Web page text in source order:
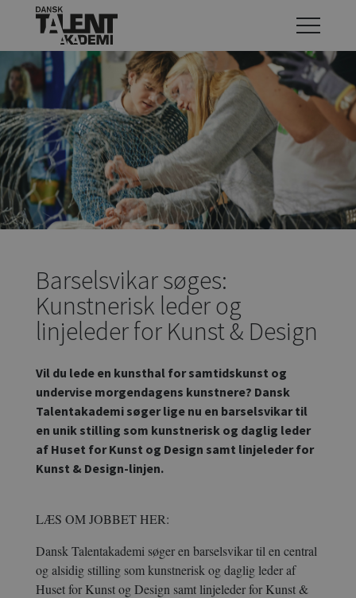
Barselsvikar søges:
Kunstnerisk leder og
linjeleder for Kunst & Design
Vil du lede en kunsthal for samtidskunst og
undervise morgendagens kunstnere? Dansk
Talentakademi søger lige nu en barselsvikar til
en unik stilling som kunstnerisk og daglig leder
af Huset for Kunst og Design samt linjeleder for
Kunst & Design-linjen.
LÆS OM JOBBET HER:
Dansk Talentakademi søger en barselsvikar til en central
og alsidig stilling som kunstnerisk og daglig leder af
Huset for Kunst og Design samt linjeleder for Kunst &